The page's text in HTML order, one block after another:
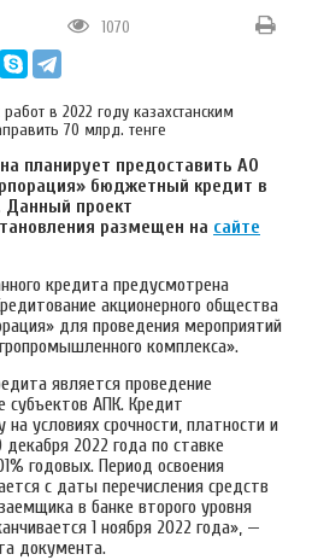
1070
планирует предоставить АО
бюджетный кредит в
Данный проект
размещен на сайте
кредита предусмотрена
акционерного общества
для проведения мероприятий
комплекса».
является проведение
субъектов АПК. Кредит
условиях срочности, платности и
2022 года по ставке
годовых. Период освоения
с даты перечисления средств
в банке второго уровня
1 ноября 2022 года», —
документа.